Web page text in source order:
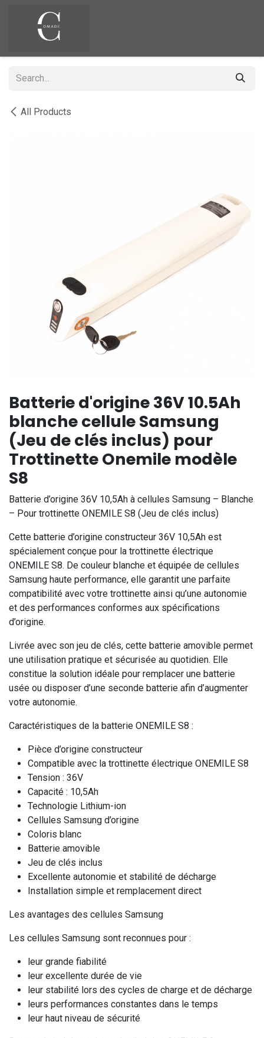
All Products
Batterie d'origine 36V 10.5Ah
blanche cellule Samsung
(Jeu de clés inclus) pour
Trottinette Onemile modèle
S8
Batterie d’origine 36V 10,5Ah à cellules Samsung – Blanche
– Pour trottinette ONEMILE S8 (Jeu de clés inclus)
Cette batterie d’origine constructeur 36V 10,5Ah est
spécialement conçue pour la trottinette électrique
ONEMILE S8. De couleur blanche et équipée de cellules
Samsung haute performance, elle garantit une parfaite
compatibilité avec votre trottinette ainsi qu’une autonomie
et des performances conformes aux spécifications
d’origine.
Livrée avec son jeu de clés, cette batterie amovible permet
une utilisation pratique et sécurisée au quotidien. Elle
constitue la solution idéale pour remplacer une batterie
usée ou disposer d’une seconde batterie afin d’augmenter
votre autonomie.
Caractéristiques de la batterie ONEMILE S8 :
Pièce d’origine constructeur
Compatible avec la trottinette électrique ONEMILE S8
Tension : 36V
Capacité : 10,5Ah
Technologie Lithium-ion
Cellules Samsung d’origine
Coloris blanc
Batterie amovible
Jeu de clés inclus
Excellente autonomie et stabilité de décharge
Installation simple et remplacement direct
Les avantages des cellules Samsung
Les cellules Samsung sont reconnues pour :
leur grande fiabilité
leur excellente durée de vie
leur stabilité lors des cycles de charge et de décharge
leurs performances constantes dans le temps
leur haut niveau de sécurité